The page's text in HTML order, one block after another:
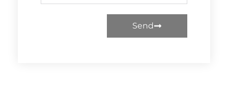
Send